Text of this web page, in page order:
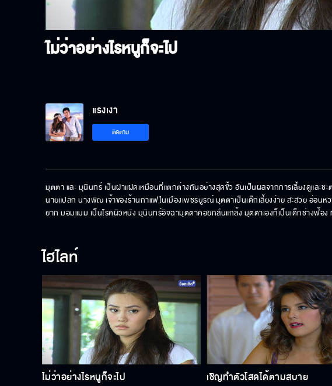
ไม่ว่าอย่างไรหนูก็จะไป
แรงเงา
ติดตาม
มุตตา และ มุนินทร์ เป็นฝาแฝดเหมือนที่แตกต่างกันอย่างสุดขั้ว อันเป็นผลจากการเลี้ยงดูและช
นายแปลก นางพิณ เจ้าของร้านกาแฟในเมืองเพชรบูรณ์ มุตตาเป็นเด็กเลี้ยงง่าย สะสวย อ่อนห
ยาก มอมแมม เป็นโรคผิวหนัง มุนินทร์อิจฉามุตตาคอยกลั่นแกล้ง มุตตาเองก็เป็นเด็กช่างฟ้อง
ไฮไลท์
ไม่ว่าอย่างไรหนูก็จะไป เชิญทำตัวโสดได้ตามสบาย